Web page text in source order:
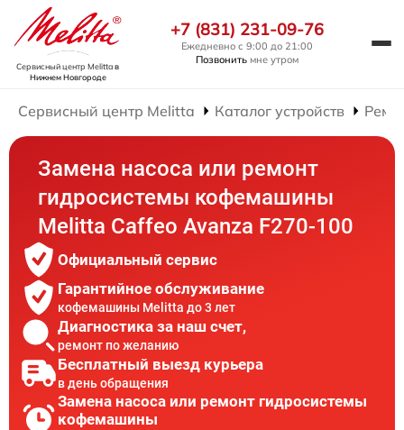
Сервисный центр Melittaв
Нижнем Новгороде
+7 (831) 231-09-76
Ежедневно с 9:00 до 21:00
Позвонить мне утром
Сервисный центр Melitta Каталог устройств
Замена насоса или ремонт
гидросистемы кофемашины
Melitta Caffeo Avanza F270-100
Официальный сервис
Гарантийное обслуживание
кофемашины Melitta до 3 лет
Диагностика за наш счет,
ремонт по желанию
Бесплатный выезд курьера
в день обращения
Замена насоса или ремонт гидросистемы
кофемашины